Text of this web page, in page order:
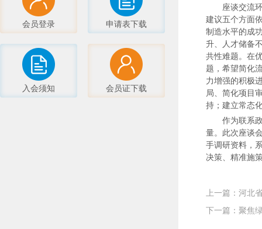
会员登录 申请表下载
入会须知 会员证下载
座谈交流
建议五个方面
制造水平的成
升、人才储备
共性难题。在
题，希望简化
力增强的积极
局、简化项目
持；建立常态
作为联系
量。此次座谈
手调研资料，
决策、精准施
下一篇：聚焦